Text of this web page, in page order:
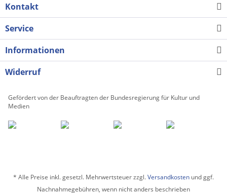
Kontakt
Service
Informationen
Widerruf
Gefördert von der Beauftragten der Bundesregierung für Kultur und
Medien
* Alle Preise inkl. gesetzl. Mehrwertsteuer zzgl.Versandkosten und ggf.
Nachnahmegebühren, wenn nicht anders beschrieben